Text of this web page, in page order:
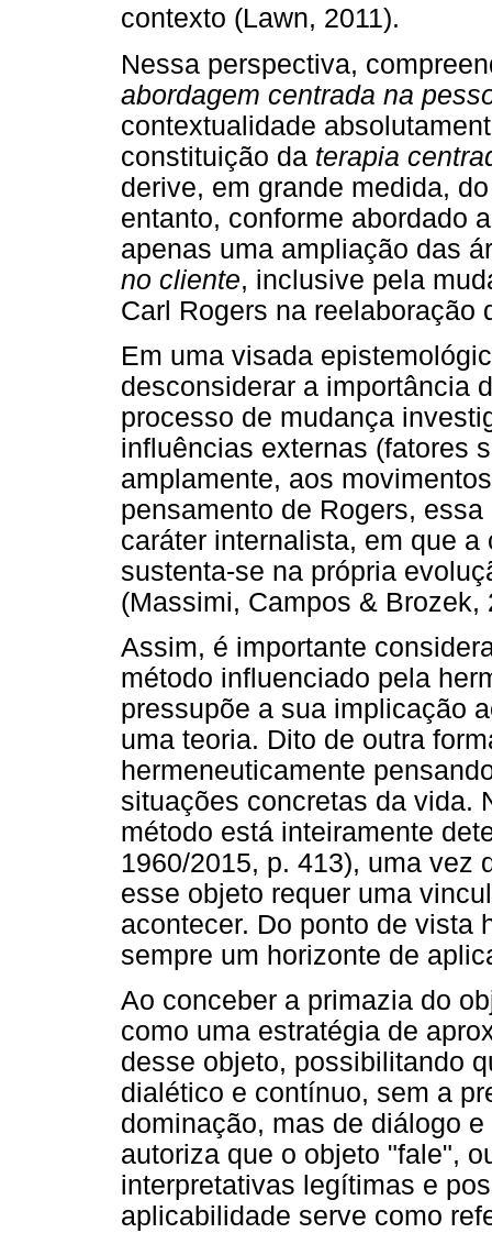
contexto (Lawn, 2011).
Nessa perspectiva,
abordagem centrada na
contextualidade
constituição da terapia
derive, em grande medida,
entanto, conforme abordado
apenas uma ampliação das
no cliente, inclusive pela
Carl Rogers na reelaboração
Em uma visada
desconsiderar a importância
processo de mudança
influências externas (fatores
amplamente, aos
pensamento de Rogers,
caráter internalista, em que
sustenta-se na própria
(Massimi, Campos & Brozek,
Assim, é importante
método influenciado pela
pressupõe a sua implicação
uma teoria. Dito de outra
hermeneuticamente
situações concretas da vida.
método está inteiramente
1960/2015, p. 413), uma vez
esse objeto requer uma
acontecer. Do ponto de vista
sempre um horizonte de
Ao conceber a primazia do
como uma estratégia de
desse objeto, possibilitando
dialético e contínuo, sem a
dominação, mas de diálogo
autoriza que o objeto "fale",
interpretativas legítimas e
aplicabilidade serve como